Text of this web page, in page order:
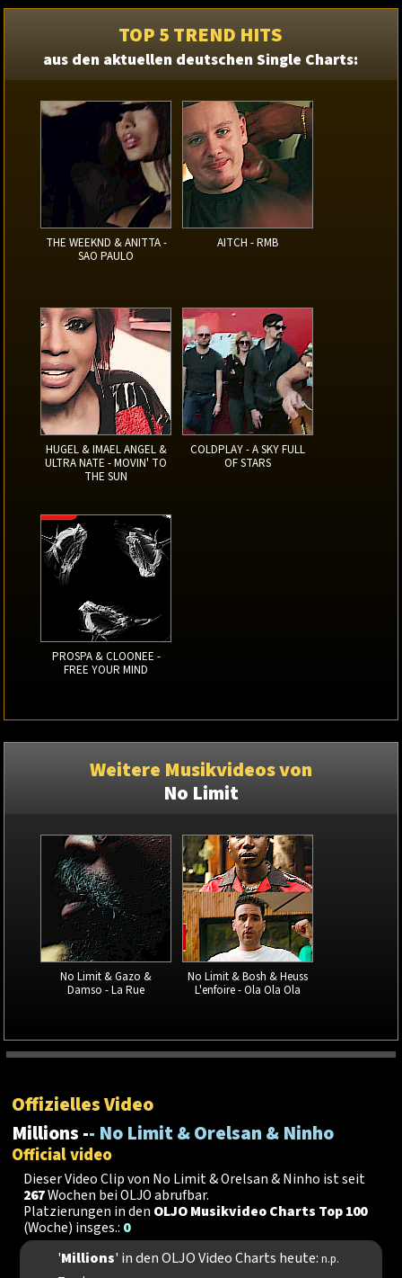
TOP 5 TREND HITS
aus den aktuellen deutschen Single Charts:
THE WEEKND & ANITTA -
SAO PAULO
AITCH - RMB
HUGEL & IMAEL ANGEL &
ULTRA NATE - MOVIN' TO
THE SUN
COLDPLAY - A SKY FULL
OF STARS
PROSPA & CLOONEE -
FREE YOUR MIND
Weitere Musikvideos von
No Limit
No Limit & Gazo &
Damso - La Rue
No Limit & Bosh & Heuss
L'enfoire - Ola Ola Ola
Offizielles Video
Millions -- No Limit & Orelsan & Ninho
Official video
Dieser Video Clip von No Limit & Orelsan & Ninho ist seit
267Wochen bei OLJO abrufbar.
Platzierungen in den OLJO Musikvideo Charts Top 100
(Woche) insges.: 0
'Millions' in den OLJO Video Charts heute: n.p.